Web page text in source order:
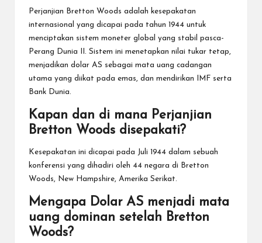
Perjanjian Bretton Woods adalah kesepakatan
internasional yang dicapai pada tahun 1944 untuk
menciptakan sistem moneter global yang stabil pasca-
Perang Dunia II. Sistem ini menetapkan nilai tukar tetap,
menjadikan dolar AS sebagai mata uang cadangan
utama yang diikat pada emas, dan mendirikan IMF serta
Bank Dunia.
Kapan dan di mana Perjanjian
Bretton Woods disepakati?
Kesepakatan ini dicapai pada Juli 1944 dalam sebuah
konferensi yang dihadiri oleh 44 negara di Bretton
Woods, New Hampshire, Amerika Serikat.
Mengapa Dolar AS menjadi mata
uang dominan setelah Bretton
Woods?